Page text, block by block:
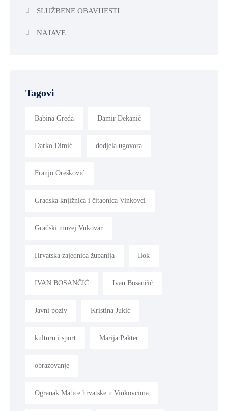
SLUŽBENE OBAVIJESTI
NAJAVE
Tagovi
Babina Greda Damir Dekanić
Darko Dimić dodjela ugovora
Franjo Orešković
Gradska knjižnica i čitaonica Vinkovci
Gradski muzej Vukovar
Hrvatska zajednica županija Ilok
IVAN BOSANČIĆ Ivan Bosančić
Javni poziv Kristina Jukić
kulturu i sport Marija Pakter
obrazovanje
Ogranak Matice hrvatske u Vinkovcima